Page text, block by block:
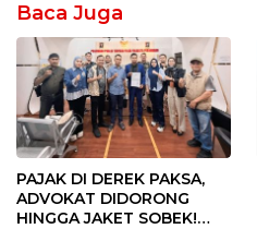
Baca Juga
PAJAK DI DEREK PAKSA,
ADVOKAT DIDORONG
HINGGA JAKET SOBEK!